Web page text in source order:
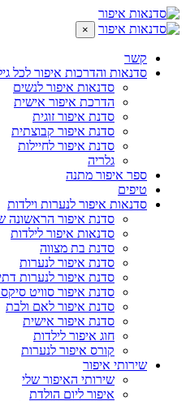
×
קשר
סדנאות והדרכות איפור לכל
סדנאות איפור לנשים
הדרכת איפור אישית
סדנת איפור זוגית
סדנת איפור קבוצתית
סדנת איפור לחיילות
גלריה
ספר איפור מתנה
טיפים
סדנאות איפור לנערות וילדות
סדנת איפור הראשונה
סדנאות איפור לילדות
סדנת בת מצווה
סדנת איפור לנערות
סדנת איפור לנערות
סדנת איפור סוויט
סדנת איפור לאם ולבת
סדנת איפור אישית
חוג איפור לילדות
קורס איפור לנערות
שירותי איפור
שירותי האיפור שלי
איפור ליום הולדת